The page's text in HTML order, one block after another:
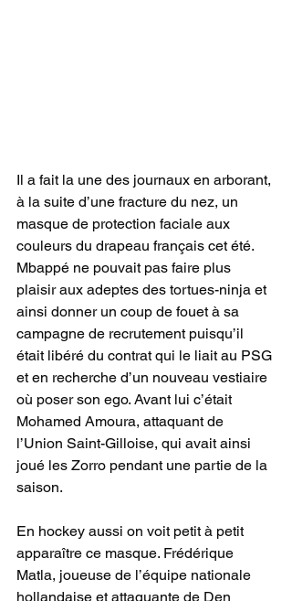
Il a fait la une des journaux en arborant,
à la suite d’une fracture du nez, un
masque de protection faciale aux
couleurs du drapeau français cet été.
Mbappé ne pouvait pas faire plus
plaisir aux adeptes des tortues-ninja et
ainsi donner un coup de fouet à sa
campagne de recrutement puisqu’il
était libéré du contrat qui le liait au PSG
et en recherche d’un nouveau vestiaire
où poser son ego. Avant lui c’était
Mohamed Amoura, attaquant de
l’Union Saint-Gilloise, qui avait ainsi
joué les Zorro pendant une partie de la
saison.
En hockey aussi on voit petit à petit
apparaître ce masque. Frédérique
Matla, joueuse de l’équipe nationale
hollandaise et attaquante de Den